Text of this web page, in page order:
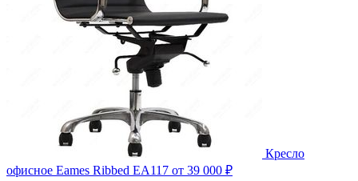
Кресло
офисное Eames Ribbed EA117 от 39 000 ₽